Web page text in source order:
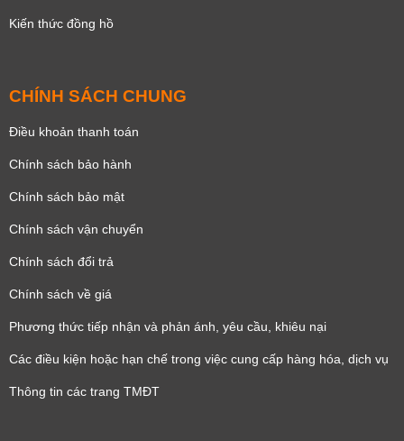
Kiến thức đồng hồ
CHÍNH SÁCH CHUNG
Điều khoản thanh toán
Chính sách bảo hành
Chính sách bảo mật
Chính sách vận chuyển
Chính sách đổi trả
Chính sách về giá
Phương thức tiếp nhận và phản ánh, yêu cầu, khiêu nại
Các điều kiện hoặc hạn chế trong việc cung cấp hàng hóa, dịch vụ
Thông tin các trang TMĐT